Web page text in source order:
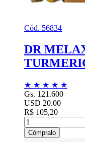
Cód. 56834
DR
★ ★ ★ ★ ★
Gs. 121.600
USD 20.00
R$ 105,20
Cómpralo